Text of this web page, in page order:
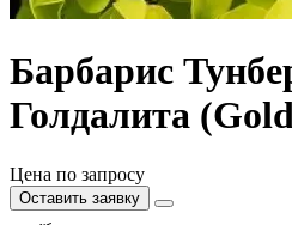
Барбарис
Голдалита
Цена по запросу
Оставить заявку